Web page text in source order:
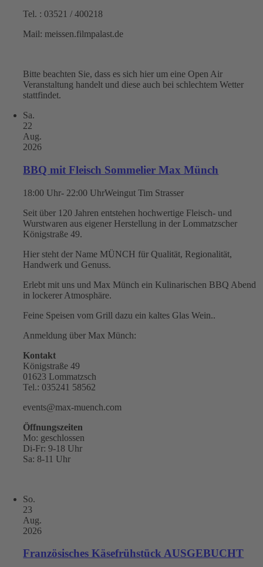
Tel. : 03521 / 400218
Mail: meissen.filmpalast.de
Bitte beachten Sie, dass es sich hier um eine Open Air
Veranstaltung handelt und diese auch bei schlechtem Wetter
stattfindet.
Sa.
22
Aug.
2026
BBQ mit Fleisch Sommelier Max Münch
18:00 Uhr- 22:00 UhrWeingut Tim Strasser
Seit über 120 Jahren entstehen hochwertige Fleisch- und
Wurstwaren aus eigener Herstellung in der Lommatzscher
Königstraße 49.
Hier steht der Name MÜNCH für Qualität, Regionalität,
Handwerk und Genuss.
Erlebt mit uns und Max Münch ein Kulinarischen BBQ Abend
in lockerer Atmosphäre.
Feine Speisen vom Grill dazu ein kaltes Glas Wein..
Anmeldung über Max Münch:
Kontakt
Königstraße 49
01623 Lommatzsch
Tel.: 035241 58562
events@max-muench.com
Öffnungszeiten
Mo: geschlossen
Di-Fr: 9-18 Uhr
Sa: 8-11 Uhr
So.
23
Aug.
2026
Französisches Käsefrühstück AUSGEBUCHT